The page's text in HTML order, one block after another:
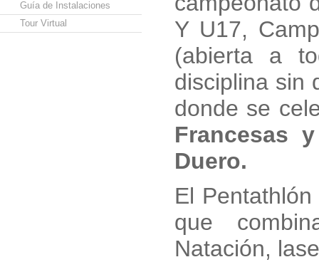
Guía de Instalaciones
Tour Virtual
Y U17,
(abierta a
disciplina sin
donde se
Francesas
Duero.
El
que
Natación,